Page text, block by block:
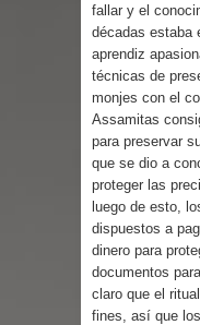
fallar y el
décadas estaba
aprendiz
técnicas de
monjes con el
Assamitas
para preservar
que se dio a
proteger las
luego de esto,
dispuestos a
dinero para
documentos
claro que el
fines, así que